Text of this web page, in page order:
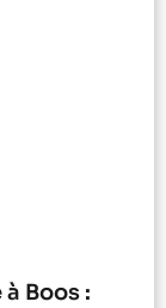
Boos :